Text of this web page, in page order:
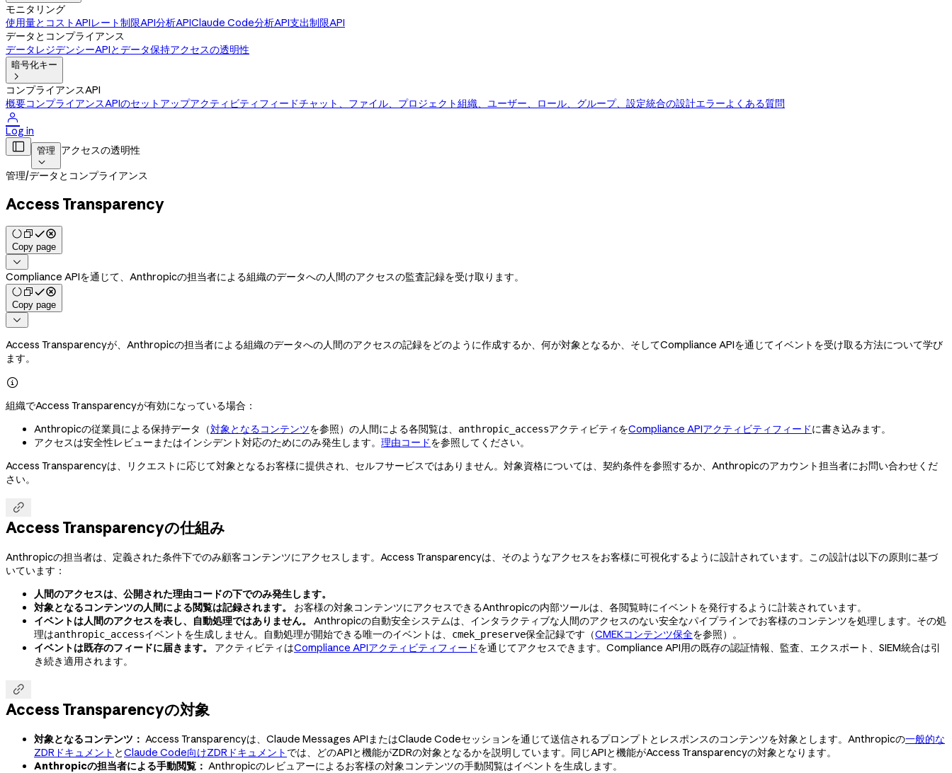
モニタリング
使用量とコストAPIレート制限API分析APIClaude Code分析API支出制限API
データとコンプライアンス
データレジデンシーAPIとデータ保持アクセスの透明性
暗号化キー

コンプライアンスAPI
概要コンプライアンスAPIのセットアップアクティビティフィードチャット、ファイル、プロジェクト組織、ユーザー、ロール、グループ、設定統合の設計エラーよくある質問

Log in
 管理

アクセスの透明性
管理/データとコンプライアンス
Access Transparency
Copy page

Compliance APIを通じて、Anthropicの担当者による組織のデータへの人間のアクセスの監査記録を受け取ります。
Copy page

Access Transparencyが、Anthropicの担当者による組織のデータへの人間のアクセスの記録をどのように作成するか、何が対象となるか、そしてCompliance APIを通じてイベントを受け取る方法について学び
ます。

組織でAccess Transparencyが有効になっている場合：
Anthropicの従業員による保持データ（対象となるコンテンツを参照）の人間による各閲覧は、 anthropic_accessアクティビティをCompliance APIアクティビティフィードに書き込みます。
アクセスは安全性レビューまたはインシデント対応のためにのみ発生します。 理由コードを参照してください。
Access Transparencyは、リクエストに応じて対象となるお客様に提供され、セルフサービスではありません。対象資格については、契約条件を参照するか、Anthropicのアカウント担当者にお問い合わせくだ
さい。

Access Transparencyの仕組み
Anthropicの担当者は、定義された条件下でのみ顧客コンテンツにアクセスします。Access Transparencyは、そのようなアクセスをお客様に可視化するように設計されています。この設計は以下の原則に基づ
いています：
人間のアクセスは、公開された理由コードの下でのみ発生します。
対象となるコンテンツの人間による閲覧は記録されます。
お客様の対象コンテンツにアクセスできるAnthropicの内部ツールは、各閲覧時にイベントを発行するように計装されています。
イベントは人間のアクセスを表し、自動処理ではありません。
Anthropicの自動安全システムは、インタラクティブな人間のアクセスのない安全なパイプラインでお客様のコンテンツを処理します。その処
理はanthropic_accessイベントを生成しません。自動処理が開始できる唯一のイベントは、 cmek_preserve保全記録です（CMEKコンテンツ保全を参照）。
イベントは既存のフィードに届きます。
アクティビティはCompliance APIアクティビティフィードを通じてアクセスできます。Compliance API用の既存の認証情報、監査、エクスポート、SIEM統合は引
き続き適用されます。

Access Transparencyの対象
対象となるコンテンツ： Access Transparencyは、Claude Messages APIまたはClaude Codeセッションを通じて送信されるプロンプトとレスポンスのコンテンツを対象とします。Anthropicの一般的な
ZDRドキュメント とClaude Code向けZDRドキュメント では、どのAPIと機能がZDRの対象となるかを説明しています。同じAPIと機能がAccess Transparencyの対象となります。
Anthropicの担当者による手動閲覧： Anthropicのレビュアーによるお客様の対象コンテンツの手動閲覧はイベントを生成します。